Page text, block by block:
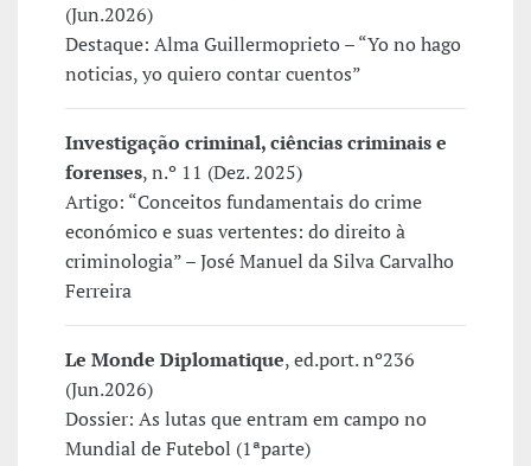
(Jun.2026)
Destaque: Alma Guillermoprieto – “Yo no hago
noticias, yo quiero contar cuentos”
Investigação criminal, ciências criminais e
forenses, n.º 11 (Dez. 2025)
Artigo: “Conceitos fundamentais do crime
económico e suas vertentes: do direito à
criminologia” – José Manuel da Silva Carvalho
Ferreira
Le Monde Diplomatique, ed.port. nº236
(Jun.2026)
Dossier: As lutas que entram em campo no
Mundial de Futebol (1ªparte)